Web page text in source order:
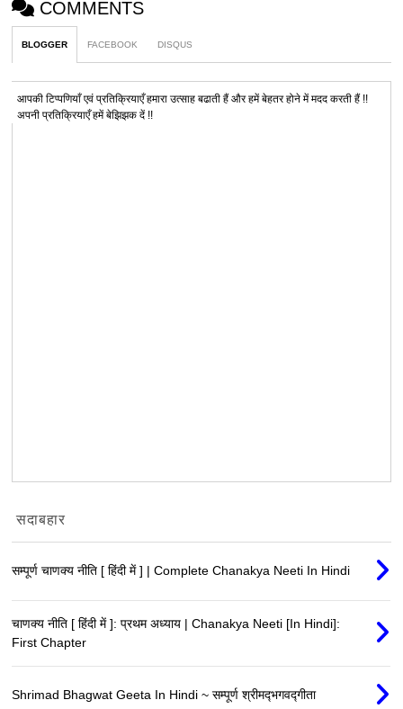
COMMENTS
BLOGGER FACEBOOK DISQUS
आपकी टिप्पणियाँ एवं प्रतिक्रियाएँ हमारा उत्साह बढाती हैं और हमें बेहतर होने में मदद करती हैं !!
अपनी प्रतिक्रियाएँ हमें बेझिझक दें !!
सदाबहार
सम्पूर्ण चाणक्य नीति [ हिंदी में ] | Complete Chanakya Neeti In Hindi
चाणक्य नीति [ हिंदी में ]: प्रथम अध्याय | Chanakya Neeti [In Hindi]:
First Chapter
Shrimad Bhagwat Geeta In Hindi ~ सम्पूर्ण श्रीमद्‍भगवद्‍गीता